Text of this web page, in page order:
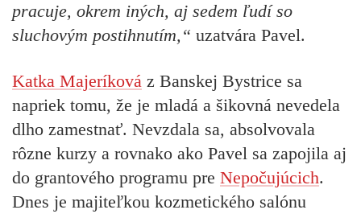
pracuje, okrem iných, aj sedem ľudí so
sluchovým postihnutím,“ uzatvára Pavel.
Katka Majeríková z Banskej Bystrice sa
napriek tomu, že je mladá a šikovná nevedela
dlho zamestnať. Nevzdala sa, absolvovala
rôzne kurzy a rovnako ako Pavel sa zapojila aj
do grantového programu pre Nepočujúcich.
Dnes je majiteľkou kozmetického salónu